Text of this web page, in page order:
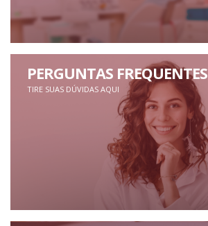
PERGUNTAS FREQUENTES
TIRE SUAS DÚVIDAS AQUI